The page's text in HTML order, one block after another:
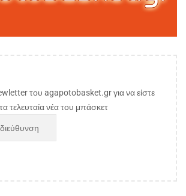
του agapotobasket.gr για να είστε
τελευταία νέα του μπάσκετ